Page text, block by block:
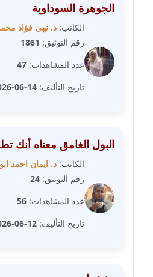
مدونة فاطمة حجازي
مدونة فيرا زولوتاريفا
عاملة
مدونة كريمان سالم
مدونة كنوز صلاح
موقوف
الجوهرة السوداوية
الكاتب: د. نهى فؤاد
رقم التوثيق: 1861
عدد المشاهدات: 47
تاريخ التأليف: 14-06-2026
البول الغامق معناه أنك
الكاتب: د. ايمان احمد
رقم التوثيق: 24
عدد المشاهدات: 56
تاريخ التأليف: 12-06-2026